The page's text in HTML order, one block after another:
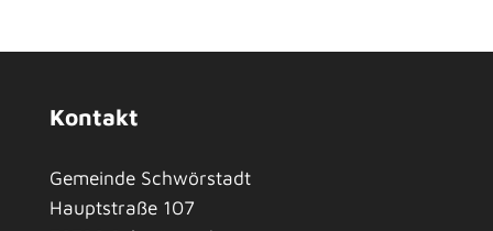
Kontakt
Gemeinde Schwörstadt
Hauptstraße 107